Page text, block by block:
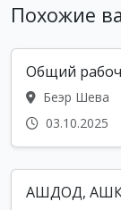
Похожие
Общий
Беэр Шева
03.10.2025
АШДОД,